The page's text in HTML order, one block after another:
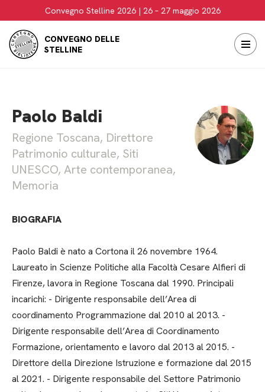
Vai
al
Convegno Stelline 2026 | 26 – 27 maggio 2026
CONVEGNO DELLE
STELLINE
Paolo Baldi
Regione Toscana, Direttore
Patrimonio culturale, Siti
UNESCO, Arte contemporanea,
Memoria
BIOGRAFIA
Paolo Baldi è nato a Cortona il 26 novembre 1964.
Laureato in Scienze Politiche alla Facoltà Cesare Alfieri di
Firenze, lavora in Regione Toscana dal 1990. Principali
incarichi: - Dirigente responsabile dell’Area di
coordinamento Programmazione dal 2010 al 2013. -
Dirigente responsabile dell’Area di Coordinamento
Formazione, orientamento e lavoro dal 2013 al 2015. -
Direttore della Direzione Istruzione e formazione dal 2015
al 2021. - Dirigente responsabile del Settore Patrimonio